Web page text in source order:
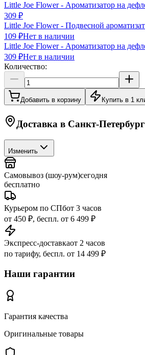
Little Joe Flower - Ароматизатор на
309 ₽
Little Joe Flower - Подвесной
109 ₽Нет в наличии
Little Joe Flower - Ароматизатор на
309 ₽Нет в наличии
Количество:
Добавить в корзину Купить в 1
Доставка в Санкт-Петербург
Изменить
Самовывоз (шоу-рум)сегодня
бесплатно
Курьером по СПбот 3 часов
от 450 ₽, беспл. от 6 499 ₽
Экспресс-доставкаот 2 часов
по тарифу, беспл. от 14 499 ₽
Наши гарантии
Гарантия качества
Оригинальные товары